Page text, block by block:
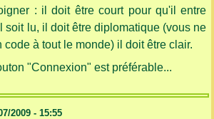
: il doit être court pour qu'il entre
soit lu, il doit être diplomatique (vous ne
à tout le monde) il doit être clair.
"Connexion" est préférable...
2009 - 15:55